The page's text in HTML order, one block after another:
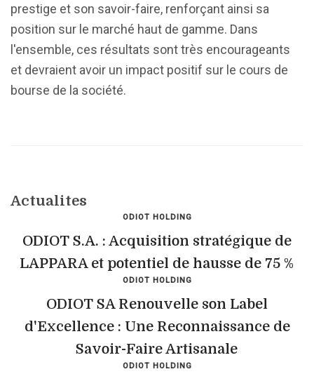
prestige et son savoir-faire, renforçant ainsi sa
position sur le marché haut de gamme. Dans
l'ensemble, ces résultats sont très encourageants
et devraient avoir un impact positif sur le cours de
bourse de la société.
Actualites
ODIOT HOLDING
ODIOT S.A. : Acquisition stratégique de
LAPPARA et potentiel de hausse de 75 %
ODIOT HOLDING
ODIOT SA Renouvelle son Label
d'Excellence : Une Reconnaissance de
Savoir-Faire Artisanale
ODIOT HOLDING